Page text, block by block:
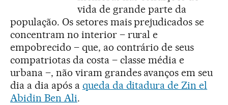
vida de grande parte da
população. Os setores mais prejudicados se
concentram no interior – rural e
empobrecido – que, ao contrário de seus
compatriotas da costa – classe média e
urbana –, não viram grandes avanços em seu
dia a dia após a queda da ditadura de Zin el
Abidin Ben Ali.